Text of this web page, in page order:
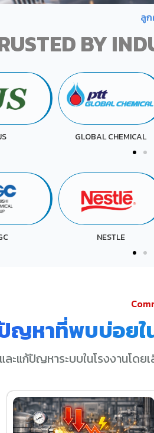
ลูก
BY
PTT PHENOL
NHK
ญหาที่พบบ่อยใ
และแก้ปัญหาระบบในโรงงานโด